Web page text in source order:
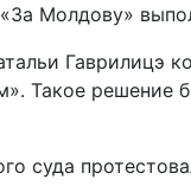
Молдову»
Гаврилицэ
Такое
суда